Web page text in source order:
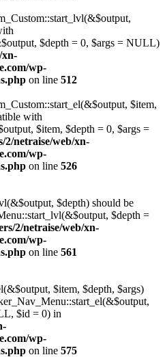
$depth = 0, $args = NULL)
xn-
wp-
on line 512
$item,
with
$item, $depth = 0, $args =
2/netraise/web/xn-
wp-
on line 526
$depth) should be
$depth =
2/netraise/web/xn-
wp-
on line 561
$item, $depth, $args)
$id = 0) in
wp-
on line 575